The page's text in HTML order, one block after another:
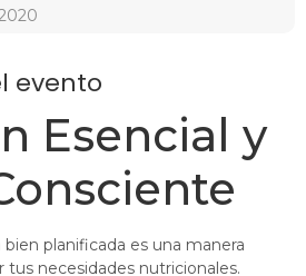
evento
Esencial y
planificada es una manera
tus necesidades nutricionales.